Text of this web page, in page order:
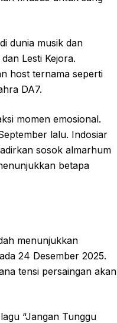
dunia musik dan
Lesti Kejora.
host ternama seperti
DA7.
momen emosional.
lalu. Indosiar
sosok almarhum
betapa
menunjukkan
24 Desember 2025.
tensi persaingan akan
“Jangan Tunggu